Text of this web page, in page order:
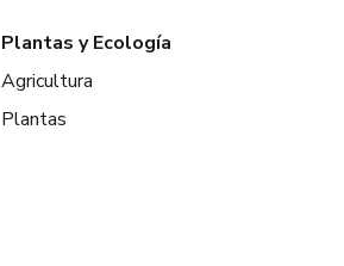
Plantas y Ecología
Agricultura
Plantas